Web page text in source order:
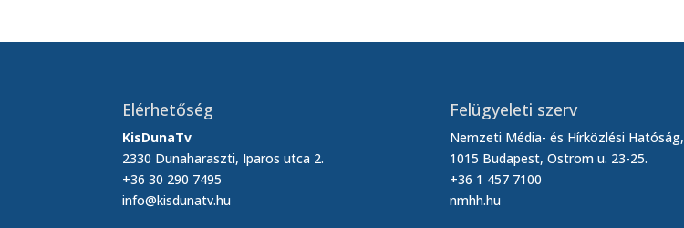
Elérhetőség
KisDunaTv
2330 Dunaharaszti, Iparos utca 2.
+36 30 290 7495
info@kisdunatv.hu
Felügyeleti szerv
Nemzeti Média- és Hírközlési Hatóság,
1015 Budapest, Ostrom u. 23-25.
+36 1 457 7100
nmhh.hu